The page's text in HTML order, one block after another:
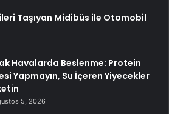
Taşıyan Midibüs ile Otomobil
Havalarda Beslenme: Protein
Yapmayın, Su İçeren Yiyecekler
5, 2026